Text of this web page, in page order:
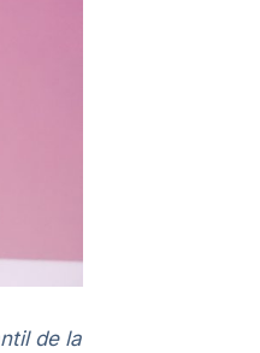
de la